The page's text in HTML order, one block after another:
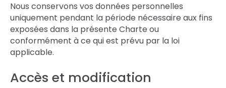
Nous conservons vos données personnelles
uniquement pendant la période nécessaire aux fins
exposées dans la présente Charte ou
conformément à ce qui est prévu par la loi
applicable.
Accès et modification